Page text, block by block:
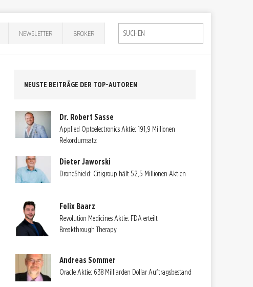
NEWSLETTER BROKER
NEUSTE BEITRÄGE DER TOP-AUTOREN
Dr. Robert Sasse
Applied Optoelectronics Aktie: 191,9 Millionen
Rekordumsatz
Dieter Jaworski
DroneShield: Citigroup hält 52,5 Millionen Aktien
Felix Baarz
Revolution Medicines Aktie: FDA erteilt
Breakthrough Therapy
Andreas Sommer
Oracle Aktie: 638 Milliarden Dollar Auftragsbestand